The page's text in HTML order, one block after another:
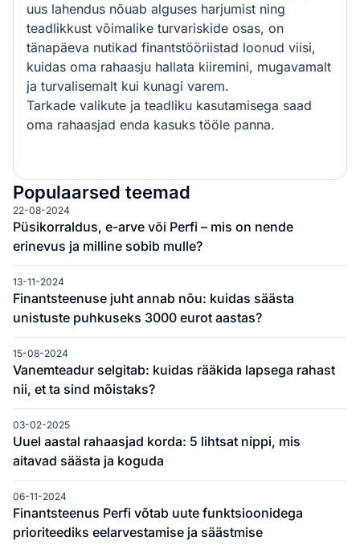
uus lahendus nõuab alguses harjumist ning
teadlikkust võimalike turvariskide osas, on
tänapäeva nutikad finantstööriistad loonud viisi,
kuidas oma rahaasju hallata kiiremini, mugavamalt
ja turvalisemalt kui kunagi varem.
Tarkade valikute ja teadliku kasutamisega saad
oma rahaasjad enda kasuks tööle panna.
Populaarsed teemad
22-08-2024
Püsikorraldus, e-arve või Perfi – mis on nende
erinevus ja milline sobib mulle?
13-11-2024
Finantsteenuse juht annab nõu: kuidas säästa
unistuste puhkuseks 3000 eurot aastas?
15-08-2024
Vanemteadur selgitab: kuidas rääkida lapsega rahast
nii, et ta sind mõistaks?
03-02-2025
Uuel aastal rahaasjad korda: 5 lihtsat nippi, mis
aitavad säästa ja koguda
06-11-2024
Finantsteenus Perfi võtab uute funktsioonidega
prioriteediks eelarvestamise ja säästmise